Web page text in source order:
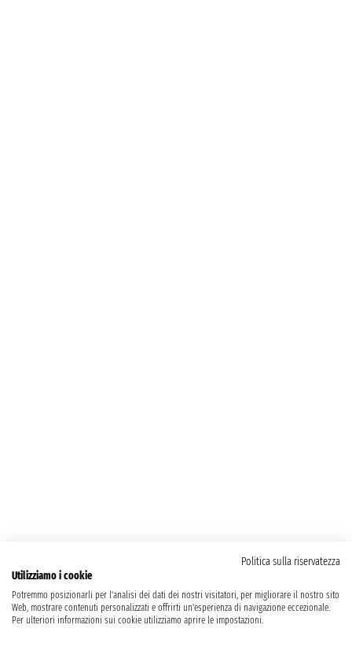
Politica sulla riservatezza
Utilizziamo i cookie
Potremmo posizionarli per l'analisi dei dati dei nostri visitatori, per migliorare il nostro sito
Web, mostrare contenuti personalizzati e offrirti un'esperienza di navigazione eccezionale.
Per ulteriori informazioni sui cookie utilizziamo aprire le impostazioni.